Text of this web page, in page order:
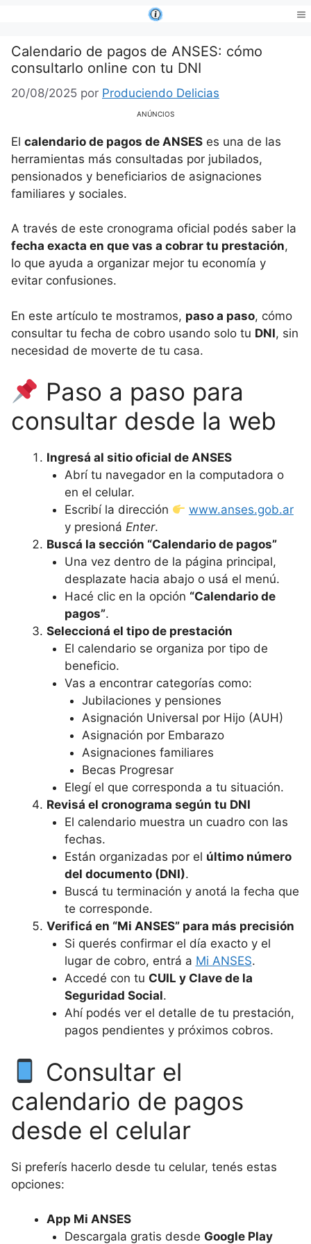
contenido
Calendario de pagos de ANSES: cómo
consultarlo online con tu DNI
20/08/2025 por Produciendo Delicias
ANÚNCIOS
El calendario de pagos de ANSES es una de las
herramientas más consultadas por jubilados,
pensionados y beneficiarios de asignaciones
familiares y sociales.
A través de este cronograma oficial podés saber la
fecha exacta en que vas a cobrar tu prestación,
lo que ayuda a organizar mejor tu economía y
evitar confusiones.
En este artículo te mostramos, paso a paso, cómo
consultar tu fecha de cobro usando solo tu DNI, sin
necesidad de moverte de tu casa.
Paso a paso para
consultar desde la web
Ingresá al sitio oficial de ANSES
Abrí tu navegador en la computadora o
en el celular.
Escribí la dirección
www.anses.gob.ar
y presioná Enter.
Buscá la sección “Calendario de pagos”
Una vez dentro de la página principal,
desplazate hacia abajo o usá el menú.
Hacé clic en la opción “Calendario de
pagos”.
Seleccioná el tipo de prestación
El calendario se organiza por tipo de
beneficio.
Vas a encontrar categorías como:
Jubilaciones y pensiones
Asignación Universal por Hijo (AUH)
Asignación por Embarazo
Asignaciones familiares
Becas Progresar
Elegí el que corresponda a tu situación.
Revisá el cronograma según tu DNI
El calendario muestra un cuadro con las
fechas.
Están organizadas por el último número
del documento (DNI).
Buscá tu terminación y anotá la fecha que
te corresponde.
Verificá en “Mi ANSES” para más precisión
Si querés confirmar el día exacto y el
lugar de cobro, entrá a Mi ANSES.
Accedé con tu CUIL y Clave de la
Seguridad Social.
Ahí podés ver el detalle de tu prestación,
pagos pendientes y próximos cobros.
Consultar el
calendario de pagos
desde el celular
Si preferís hacerlo desde tu celular, tenés estas
opciones:
App Mi ANSES
Descargala gratis desde Google Play